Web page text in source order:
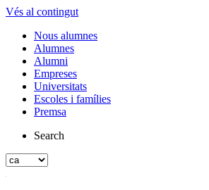
Vés al contingut
Nous alumnes
Alumnes
Alumni
Empreses
Universitats
Escoles i famílies
Premsa
Search